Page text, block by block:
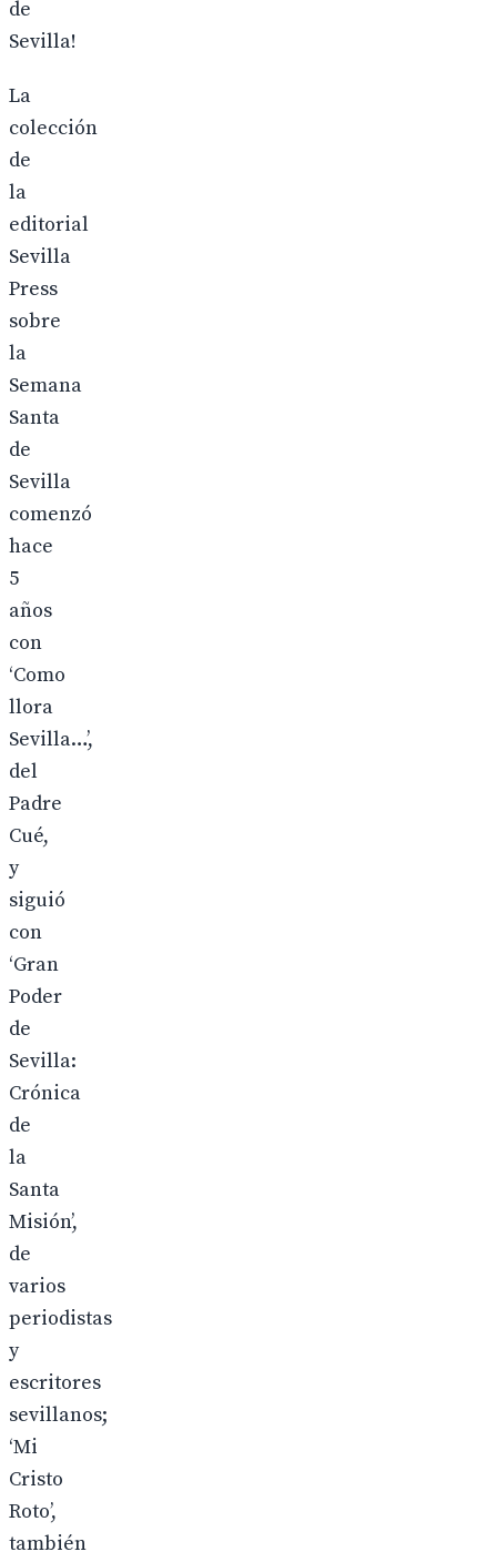
de
Sevilla!
La
colección
de
la
editorial
Sevilla
Press
sobre
la
Semana
Santa
de
Sevilla
comenzó
hace
5
años
con
‘Como
llora
Sevilla…’,
del
Padre
Cué,
y
siguió
con
‘Gran
Poder
de
Sevilla:
Crónica
de
la
Santa
Misión’,
de
varios
periodistas
y
escritores
sevillanos;
‘Mi
Cristo
Roto’,
también